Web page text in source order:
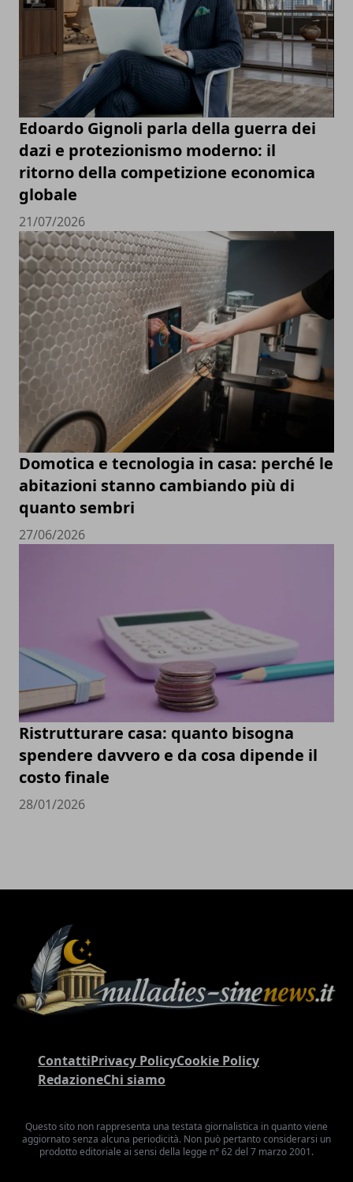
Edoardo Gignoli parla della guerra dei
dazi e protezionismo moderno: il
ritorno della competizione economica
globale
21/07/2026
Domotica e tecnologia in casa: perché le
abitazioni stanno cambiando più di
quanto sembri
27/06/2026
Ristrutturare casa: quanto bisogna
spendere davvero e da cosa dipende il
costo finale
28/01/2026
ContattiPrivacy PolicyCookie Policy
RedazioneChi siamo
Questo sito non rappresenta una testata giornalistica in quanto viene
aggiornato senza alcuna periodicità. Non può pertanto considerarsi un
prodotto editoriale ai sensi della legge n° 62 del 7 marzo 2001.